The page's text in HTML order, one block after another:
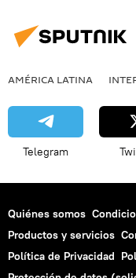
AMÉRICA LATINA
Telegram
Quiénes somos
Productos y servicios
Política de Privacidad